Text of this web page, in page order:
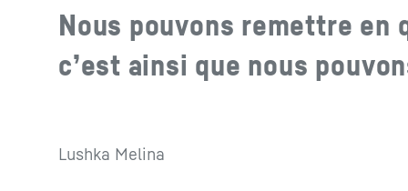
Nous pouvons remettre
c’est ainsi que nous
Lushka Melina